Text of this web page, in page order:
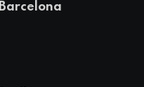
Barcelona